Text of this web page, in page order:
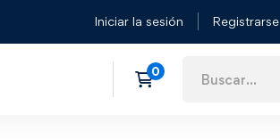
Iniciar la sesión Registrarse